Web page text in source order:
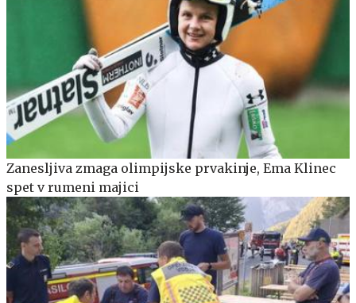
Zanesljiva zmaga olimpijske prvakinje, Ema Klinec
spet v rumeni majici